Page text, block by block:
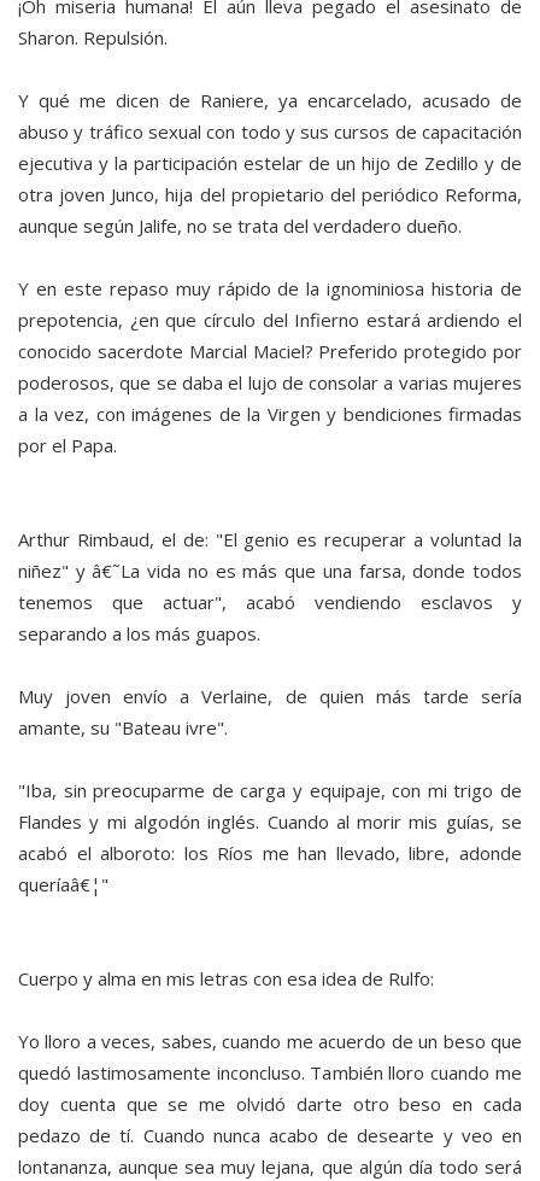
¡Oh miseria humana! El aún lleva pegado el asesinato de
Sharon. Repulsión.
Y qué me dicen de Raniere, ya encarcelado, acusado de
abuso y tráfico sexual con todo y sus cursos de capacitación
ejecutiva y la participación estelar de un hijo de Zedillo y de
otra joven Junco, hija del propietario del periódico Reforma,
aunque según Jalife, no se trata del verdadero dueño.
Y en este repaso muy rápido de la ignominiosa historia de
prepotencia, ¿en que círculo del Infierno estará ardiendo el
conocido sacerdote Marcial Maciel? Preferido protegido por
poderosos, que se daba el lujo de consolar a varias mujeres
a la vez, con imágenes de la Virgen y bendiciones firmadas
por el Papa.
Arthur Rimbaud, el de: "El genio es recuperar a voluntad la
niñez" y â€˜La vida no es más que una farsa, donde todos
tenemos que actuar", acabó vendiendo esclavos y
separando a los más guapos.
Muy joven envío a Verlaine, de quien más tarde sería
amante, su "Bateau ivre".
"Iba, sin preocuparme de carga y equipaje, con mi trigo de
Flandes y mi algodón inglés. Cuando al morir mis guías, se
acabó el alboroto: los Ríos me han llevado, libre, adonde
queríaâ€¦"
Cuerpo y alma en mis letras con esa idea de Rulfo:
Yo lloro a veces, sabes, cuando me acuerdo de un beso que
quedó lastimosamente inconcluso. También lloro cuando me
doy cuenta que se me olvidó darte otro beso en cada
pedazo de tí. Cuando nunca acabo de desearte y veo en
lontananza, aunque sea muy lejana, que algún día todo será